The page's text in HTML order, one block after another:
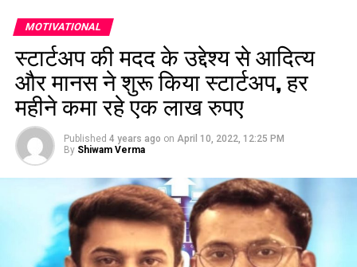
MOTIVATIONAL
स्टार्टअप की मदद के उद्देश्य से आदित्य
और मानस ने शुरू किया स्टार्टअप, हर
महीने कमा रहे एक लाख रुपए
Published 4 years ago on April 10, 2022, 12:25 PM
By Shiwam Verma